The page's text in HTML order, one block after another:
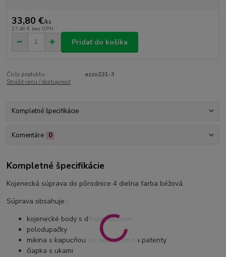
33,80 €/ks
27,48 € bez DPH
Pridať do košíka
Číslo produktu:
azzo231-3
Strážiť cenu / dostupnosť
Kompletné špecifikácie
Komentáre 0
Kompletné špecifikácie
Kojenecká súprava do pôrodnice 4 dielna farba béžová.
Súprava obsahuje :
kojenecké body s dlhým rukávom
polodupačky
mikina s kapucňou so zapínaním na patenty
čiapka s ukami